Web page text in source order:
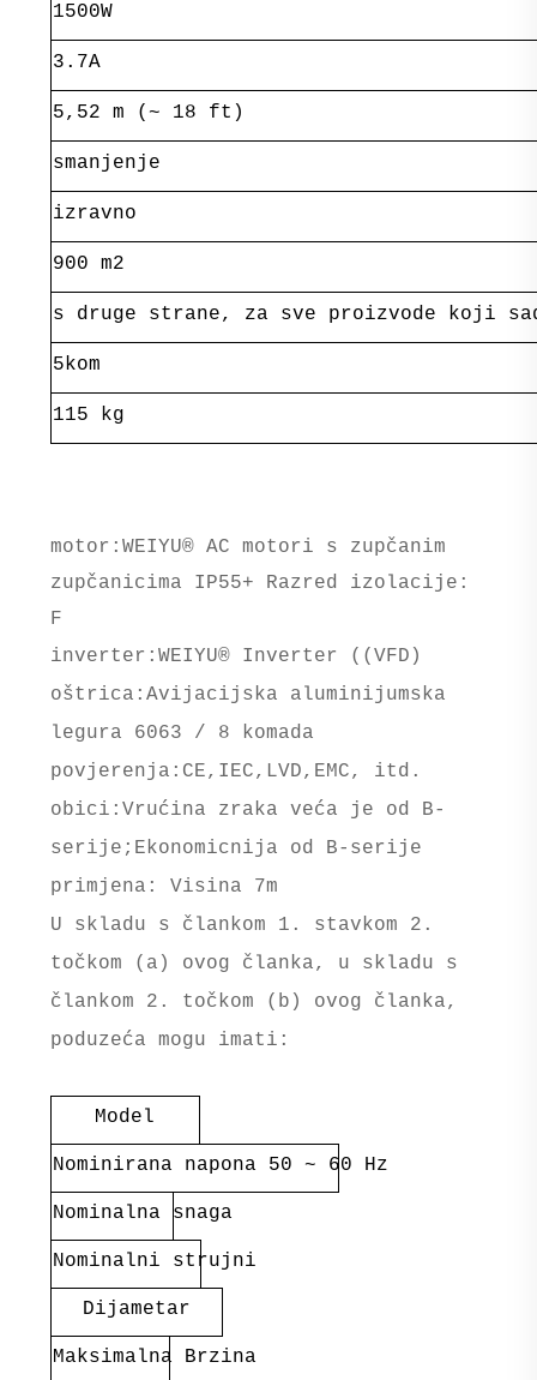
1500W
3.7A
5,52 m (~ 18 ft)
smanjenje
izravno
900 m2
s druge strane, za sve proizvode koji
5kom
115 kg
motor:WEIYU® AC motori s zupčanim
zupčanicima IP55+ Razred izolacije:
F
inverter:WEIYU® Inverter ((VFD)
oštrica:Avijacijska aluminijumska
legura 6063 / 8 komada
povjerenja:CE,IEC,LVD,EMC, itd.
obici:Vrućina zraka veća je od B-
serije;Ekonomicnija od B-serije
primjena: Visina 7m
U skladu s člankom 1. stavkom 2.
točkom (a) ovog članka, u skladu s
člankom 2. točkom (b) ovog članka,
poduzeća mogu imati:
Model
Nominirana napona 50 ~ 60 Hz
Nominalna snaga
Nominalni strujni
Dijametar
Maksimalna Brzina